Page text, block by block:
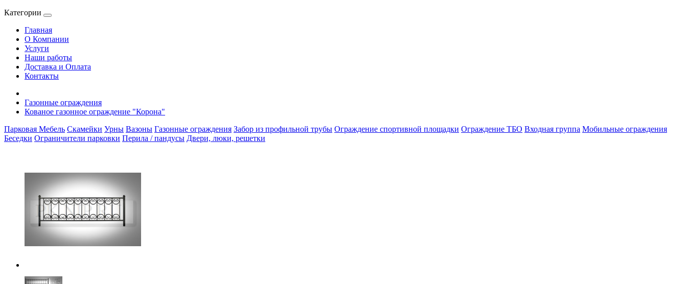
Категории
Главная
О Компании
Услуги
Наши работы
Доставка и Оплата
Контакты
Газонные ограждения
Кованое газонное ограждение "Корона"
Парковая Мебель Скамейки Урны Вазоны Газонные ограждения Забор из профильной трубы Ограждение спортивной площадки Ограждение ТБО Входная группа Мобильные ограждения
Беседки Ограничители парковки Перила / пандусы Двери, люки, решетки